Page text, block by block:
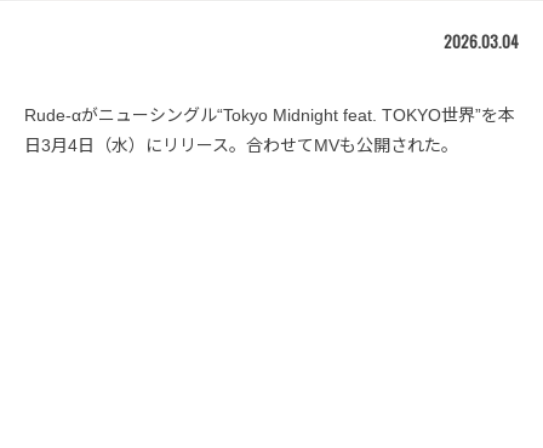
2026.03.04
Rude-αがニューシングル“Tokyo Midnight feat. TOKYO世界”を本
日3月4日（水）にリリース。合わせてMVも公開された。